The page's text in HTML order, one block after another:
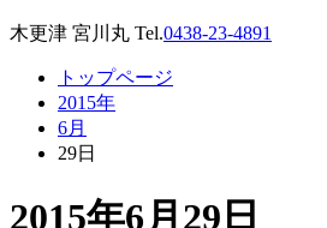
木更津 宮川丸 Tel.0438-23-4891
トップページ
2015年
6月
29日
2015年6月29日